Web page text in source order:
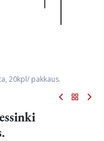
20kpl/ pakkaus.